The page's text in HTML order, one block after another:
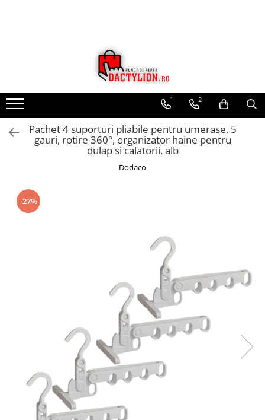
1 2
Pachet 4 suporturi pliabile pentru umerase, 5
gauri, rotire 360°, organizator haine pentru
dulap si calatorii, alb
Dodaco
-27%